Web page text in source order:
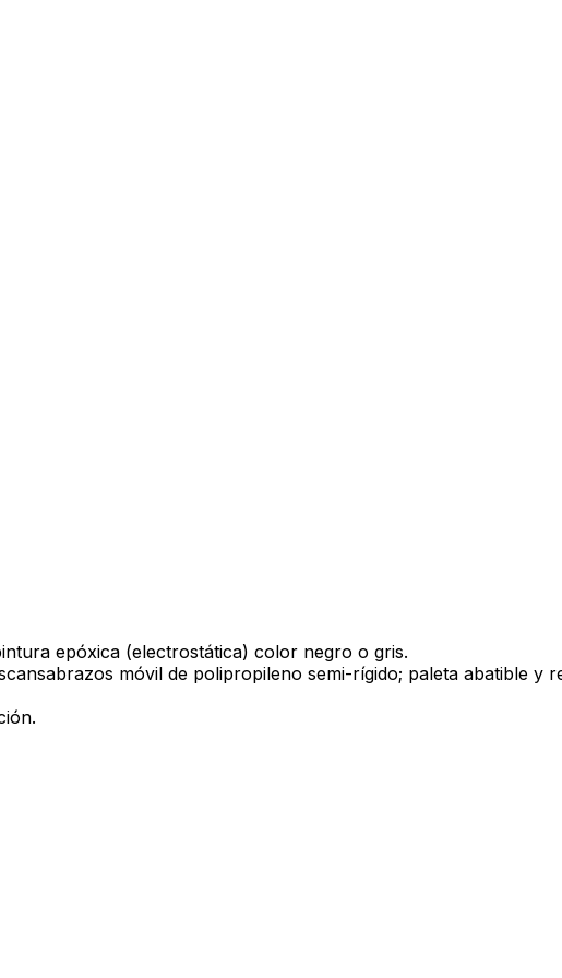
epóxica (electrostática) color negro o gris.
móvil de polipropileno semi-rígido; paleta abatible y